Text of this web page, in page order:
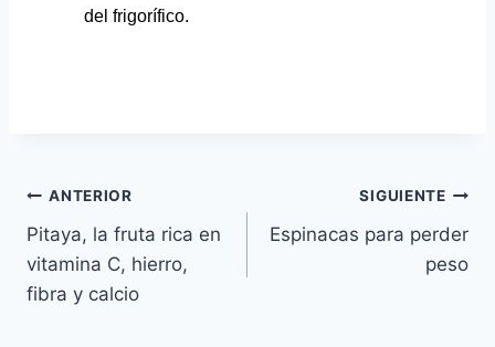
del frigorífico.
ANTERIOR
Pitaya, la fruta rica en
vitamina C, hierro,
fibra y calcio
SIGUIENTE
Espinacas para perder
peso